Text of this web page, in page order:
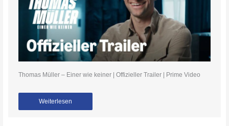
Thomas Müller – Einer wie keiner | Offizieller Trailer | Prime Video
Weiterlesen